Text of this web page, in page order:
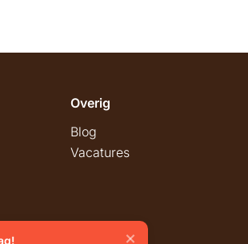
Overig
Blog
Vacatures